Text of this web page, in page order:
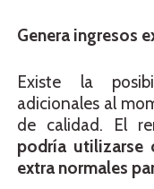
Genera ingresos
Existe la
adicionales al
de calidad. El
podría utilizarse
extra normales